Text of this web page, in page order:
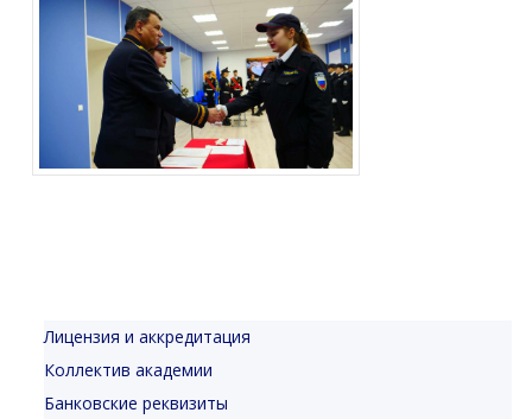
Лицензия и аккредитация
Коллектив академии
Банковские реквизиты